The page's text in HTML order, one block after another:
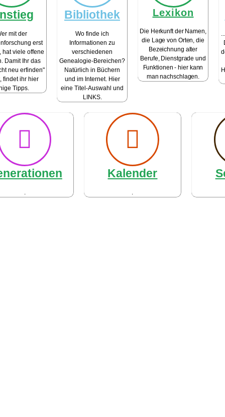
mit der
erst
hat viele offene
Damit Ihr das
neu erfinden"
findet ihr hier
Tipps.
Bibliothek
Wo finde ich
Informationen zu
verschiedenen
Genealogie-Bereichen?
Natürlich in Büchern
und im Internet. Hier
eine Titel-Auswahl und
LINKS.
Lexikon
Die Herkunft der Namen,
die Lage von Orten, die
Bezeichnung alter
Berufe, Dienstgrade und
Funktionen - hier kann
man nachschlagen.
.
Kalender
.